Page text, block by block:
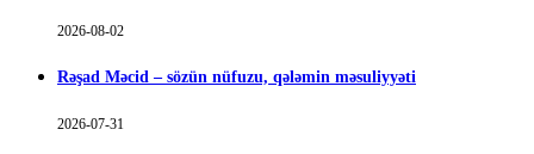
2026-08-02
Rəşad Məcid – sözün nüfuzu, qələmin məsuliyyəti
2026-07-31